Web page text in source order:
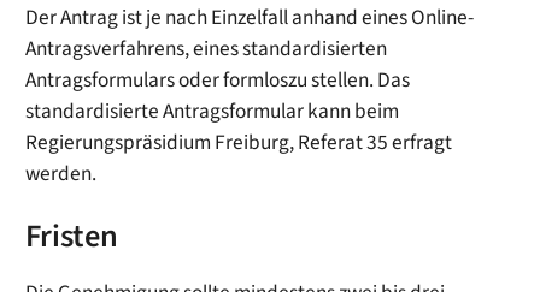
Der Antrag ist je nach Einzelfall anhand eines Online-
Antragsverfahrens, eines standardisierten
Antragsformulars oder formloszu stellen. Das
standardisierte Antragsformular kann beim
Regierungspräsidium Freiburg, Referat 35 erfragt
werden.
Fristen